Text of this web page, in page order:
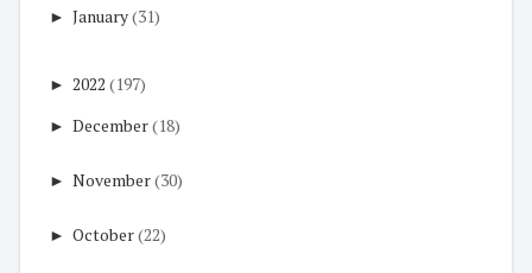
► January(31)
► 2022 (197)
► December(18)
► November(30)
► October(22)